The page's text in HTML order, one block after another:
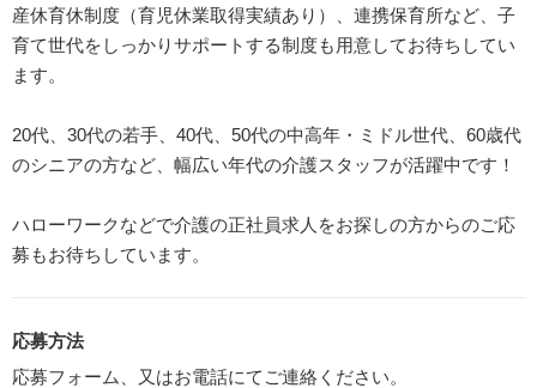
産休育休制度（育児休業取得実績あり）、連携保育所など、子
育て世代をしっかりサポートする制度も用意してお待ちしてい
ます。
20代、30代の若手、40代、50代の中高年・ミドル世代、60歳代
のシニアの方など、幅広い年代の介護スタッフが活躍中です！
ハローワークなどで介護の正社員求人をお探しの方からのご応
募もお待ちしています。
応募方法
応募フォーム、又はお電話にてご連絡ください。